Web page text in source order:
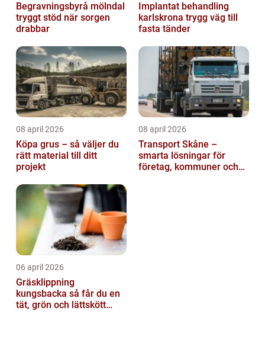
Begravningsbyrå mölndal
tryggt stöd när sorgen
drabbar
Implantat behandling
karlskrona trygg väg till
fasta tänder
08 april 2026
Köpa grus – så väljer du
rätt material till ditt
projekt
08 april 2026
Transport Skåne –
smarta lösningar för
företag, kommuner och
06 april 2026
Gräsklippning
kungsbacka så får du en
tät, grön och lättskött